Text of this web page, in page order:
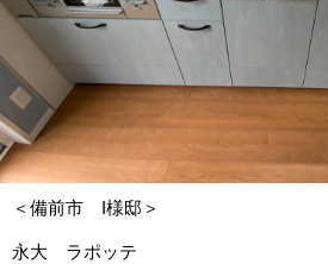
＜備前市 I様邸＞
永大 ラポッテ